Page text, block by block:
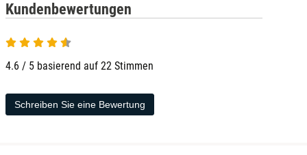
Kundenbewertungen
4.6 von 5
4.6 / 5 basierend auf 22 Stimmen
Schreiben Sie eine Bewertung